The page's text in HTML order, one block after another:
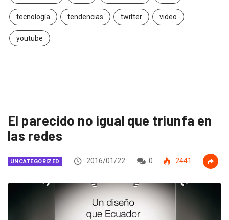
tecnología tendencias twitter video
youtube
El parecido no igual que triunfa en
las redes
UNCATEGORIZED 2016/01/22 0 2441